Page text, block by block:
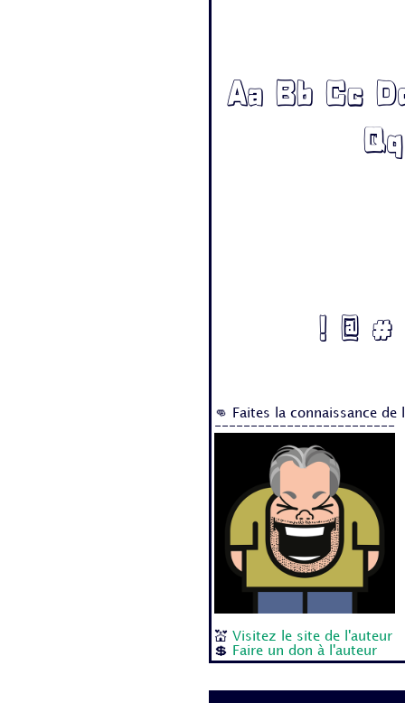
Aa Bb Cc
! @
👊 Faites la connaissance
-------------------------
💒 Visitez le site de l'auteur
💲
Faire un don à l'auteur